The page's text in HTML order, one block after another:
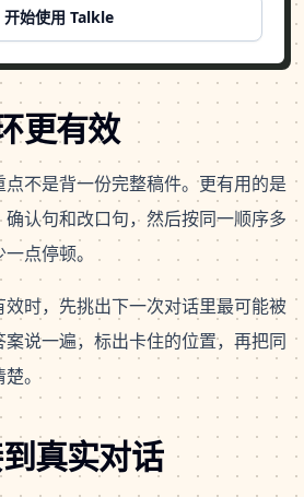
开始使用 Talkle
更有效
不是背一份完整稿件。更有用的是
认句和改口句，然后按同一顺序多
点停顿。
时，先挑出下一次对话里最可能被
说一遍，标出卡住的位置，再把同
楚。
真实对话